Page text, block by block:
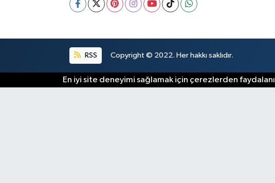
RSS Copyright © 2022. Her hakkı saklıdır.
En iyi site deneyimi sağlamak için çerezlerden